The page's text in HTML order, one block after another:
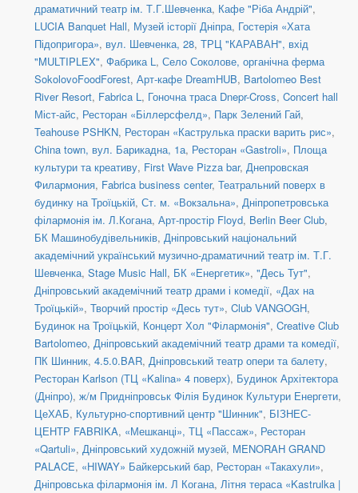
драматичний театр ім. Т.Г.Шевченка, Кафе "Ріба Андрій",
LUCIA Banquet Hall, Музей історії Дніпра, Гостерія «Хата
Підопригора», вул. Шевченка, 28, ТРЦ "КАРАВАН", вхід
"MULTIPLEX", Фабрика L, Село Соколове, органічна ферма
SokolovoFoodForest, Арт-кафе DreamHUB, Bartolomeo Best
River Resort, Fabrica L, Гоночна траса Dnepr-Cross, Concert hall
Міст-айс, Ресторан «Біллерсфелд», Парк Зелений Гай,
Teahouse PSHKN, Ресторан «Каструлька праски варить рис»,
China town, вул. Барикадна, 1а, Ресторан «Gastroli», Площа
культури та креативу, First Wave Pizza bar, Днепровская
Филармония, Fabrica business center, Театральний поверх в
будинку на Троїцькій, Ст. м. «Вокзальна», Дніпропетровська
філармонія ім. Л.Когана, Арт-простір Floyd, Berlin Beer Club,
БК Машинобудівельників, Дніпровський національний
академічний український музично-драматичний театр ім. Т.Г.
Шевченка, Stage Music Hall, БК «Енергетик», "Десь Тут",
Дніпровський академічний театр драми і комедії, «Дах на
Троїцькій», Творчий простір «Десь тут», Club VANGOGH,
Будинок на Троїцькій, Концерт Хол "Філармонія", Creative Club
Bartolomeo, Дніпровський академічний театр драми та комедії,
ПК Шинник, 4.5.0.BAR, Дніпровський театр опери та балету,
Ресторан Karlson (ТЦ «Kalina» 4 поверх), Будинок Архітектора
(Дніпро), ж/м Придніпровськ Філія Будинок Культури Енергети,
ЦеХАБ, Культурно-спортивний центр "Шинник", БІЗНЕС-
ЦЕНТР FABRIKA, «Мешканці», ТЦ «Пассаж», Ресторан
«Qartuli», Дніпровський художній музей, MENORAH GRAND
PALACE, «HIWAY» Байкерський бар, Ресторан «Такахули»,
Дніпровська філармонія ім. Л Когана, Літня тераса «Kastrulka |